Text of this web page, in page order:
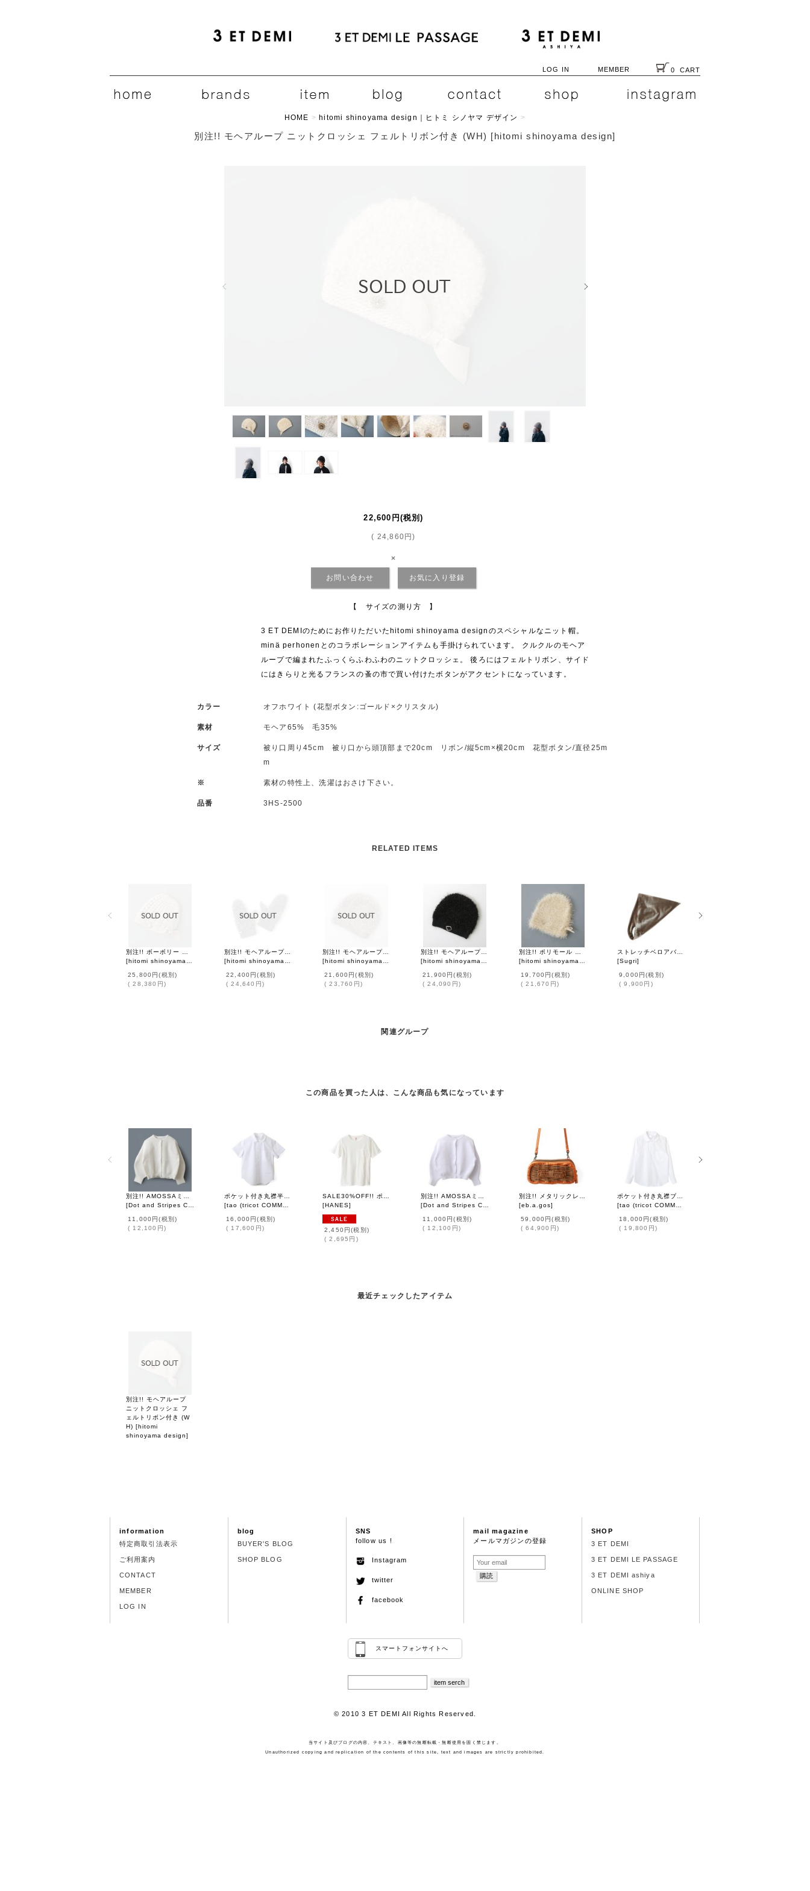
0 CART
LOG IN MEMBER
HOME > hitomi shinoyama design｜ヒトミ シノヤマ デザイン >
別注!! モヘアループ ニットクロッシェ フェルトリボン付き (WH) [hitomi shinoyama design]
22,600円 (税別)
( 24,860円)
×
お問い合わせ お気に入り登録
【 サイズの測り方 】
3 ET DEMIのためにお作りただいたhitomi shinoyama designのスペシャルなニット帽。
minä perhonenとのコラボレーションアイテムも手掛けられています。 クルクルのモヘア
ループで編まれたふっくらふわふわのニットクロッシェ。 後ろにはフェルトリボン、サイド
にはきらりと光るフランスの蚤の市で買い付けたボタンがアクセントになっています。
カラー オフホワイト (花型ボタン:ゴールド×クリスタル)
素材 モヘア65% 毛35%
サイズ
被り口周り45cm 被り口から頭頂部まで20cm リボン/縦5cm×横20cm 花型ボタン/直径25m
m
※ 素材の特性上、洗濯はおさけ下さい。
品番 3HS-2500
RELATED ITEMS
別注!! ボーボリー ニットクロッシェ フェルトリボン付き (LGY)
[hitomi shinoyama design
25,800円(税別)
( 28,380円 )
別注!! モヘアループ ミトン (GY)
[hitomi shinoyama design
22,400円(税別)
( 24,640円 )
別注!! モヘアループ ニットクロッシェ (GY)
[hitomi shinoyama design
21,600円(税別)
( 23,760円 )
別注!! モヘアループ ニットクロッシェ (BK)
[hitomi shinoyama design
21,900円(税別)
( 24,090円 )
別注!! ポリモール ニットクロッシェ (OF)
[hitomi shinoyama design
19,700円(税別)
( 21,670円 )
ストレッチベロアバブーシュカ (GY)
[Sugri]
9,000円(税別)
( 9,900円 )
関連グループ
この商品を買った人は、こんな商品も気になっています
別注!! AMOSSAミラノリブ BIGパフスリーブカーディガン (WH2:02)
[Dot and Stripes CHILD WOMAN ]
11,000円(税別)
( 12,100円 )
ポケット付き丸襟半袖ブラウス (WH)
[tao (tricot COMME des GARCONS) ]
16,000円(税別)
( 17,600円 )
SALE30%OFF!! ポケット付きTシャツ（WH）
[HANES]
2,450円(税別)
( 2,695円 )
別注!! AMOSSAミラノリブ BIGパフスリーブカーディガン (WH:01)
[Dot and Stripes CHILD WOMAN ]
11,000円(税別)
( 12,100円 )
別注!! メタリックレザー リボンポシェット (OR）
[eb.a.gos]
59,000円(税別)
( 64,900円 )
ポケット付き丸襟ブラウス (WH)
[tao (tricot COMME des GARCONS)
18,000円(税別)
( 19,800円 )
最近チェックしたアイテム
別注!! モヘアループ
ニットクロッシェ フ
ェルトリボン付き (W
H) [hitomi
shinoyama design]
information
特定商取引法表示
ご利用案内
CONTACT
MEMBER
LOG IN
blog
BUYER'S BLOG
SHOP BLOG
SNS
follow us !
Instagram
twitter
facebook
mail magazine
メールマガジンの登録
SHOP
3 ET DEMI
3 ET DEMI LE PASSAGE
3 ET DEMI ashiya
ONLINE SHOP
スマートフォンサイトへ
© 2010 3 ET DEMI All Rights Reserved.
当サイト及びブログの内容、テキスト、画像等の無断転載・無断使用を固く禁じます。
Unauthorized copying and replication of the contents of this site, text and images are strictly prohibited.